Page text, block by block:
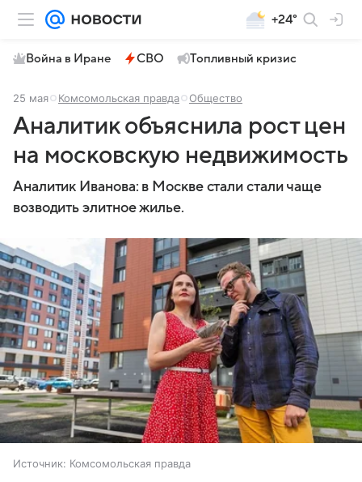
+24°
Война в Иране СВО Топливный кризис
25 мая Комсомольская правда Общество
Аналитик объяснила рост цен
на московскую недвижимость
Аналитик Иванова: в Москве стали стали чаще
возводить элитное жилье.
Источник: Комсомольская правда